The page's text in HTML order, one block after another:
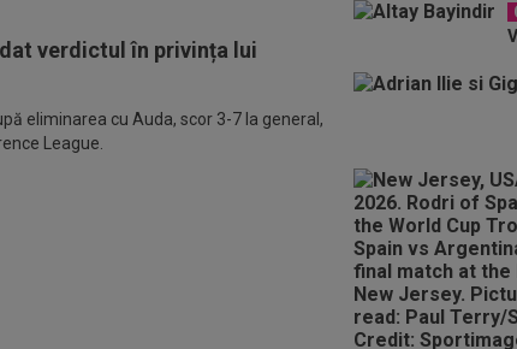
verdictul în privința lui
eliminarea cu Auda, scor 3-7 la general,
League.